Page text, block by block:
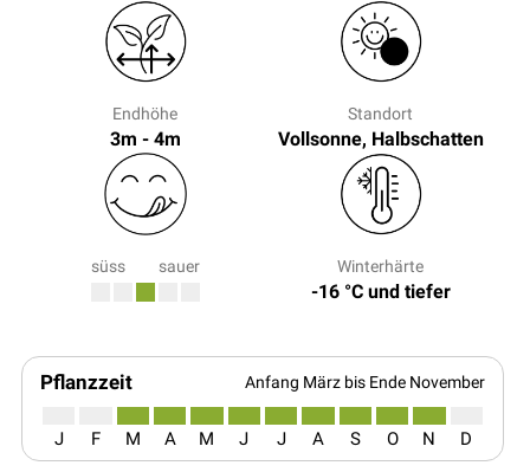
Endhöhe
3m - 4m
Standort
Vollsonne, Halbschatten
süss sauer Winterhärte
-16 °C und tiefer
Pflanzzeit Anfang März bis Ende November
J F M A M J J A S O N D